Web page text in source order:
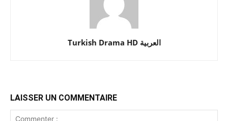
Turkish Drama HD العربية
LAISSER UN COMMENTAIRE